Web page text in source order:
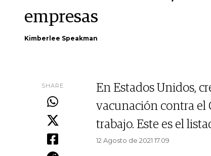
empresas
Kimberlee Speakman
SHARE
En Estados Unidos,
vacunación contra el
trabajo. Este es el
12 Agosto de 2021 17.09